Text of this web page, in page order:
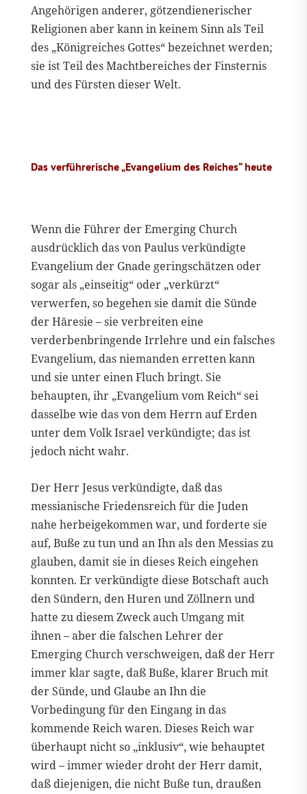
Angehörigen anderer, götzendienerischer
Religionen aber kann in keinem Sinn als Teil
des „Königreiches Gottes“ bezeichnet werden;
sie ist Teil des Machtbereiches der Finsternis
und des Fürsten dieser Welt.
Das verführerische „Evangelium des Reiches“ heute
Wenn die Führer der Emerging Church
ausdrücklich das von Paulus verkündigte
Evangelium der Gnade geringschätzen oder
sogar als „einseitig“ oder „verkürzt“
verwerfen, so begehen sie damit die Sünde
der Häresie – sie verbreiten eine
verderbenbringende Irrlehre und ein falsches
Evangelium, das niemanden erretten kann
und sie unter einen Fluch bringt. Sie
behaupten, ihr „Evangelium vom Reich“ sei
dasselbe wie das von dem Herrn auf Erden
unter dem Volk Israel verkündigte; das ist
jedoch nicht wahr.
Der Herr Jesus verkündigte, daß das
messianische Friedensreich für die Juden
nahe herbeigekommen war, und forderte sie
auf, Buße zu tun und an Ihn als den Messias zu
glauben, damit sie in dieses Reich eingehen
konnten. Er verkündigte diese Botschaft auch
den Sündern, den Huren und Zöllnern und
hatte zu diesem Zweck auch Umgang mit
ihnen – aber die falschen Lehrer der
Emerging Church verschweigen, daß der Herr
immer klar sagte, daß Buße, klarer Bruch mit
der Sünde, und Glaube an Ihn die
Vorbedingung für den Eingang in das
kommende Reich waren. Dieses Reich war
überhaupt nicht so „inklusiv“, wie behauptet
wird – immer wieder droht der Herr damit,
daß diejenigen, die nicht Buße tun, draußen